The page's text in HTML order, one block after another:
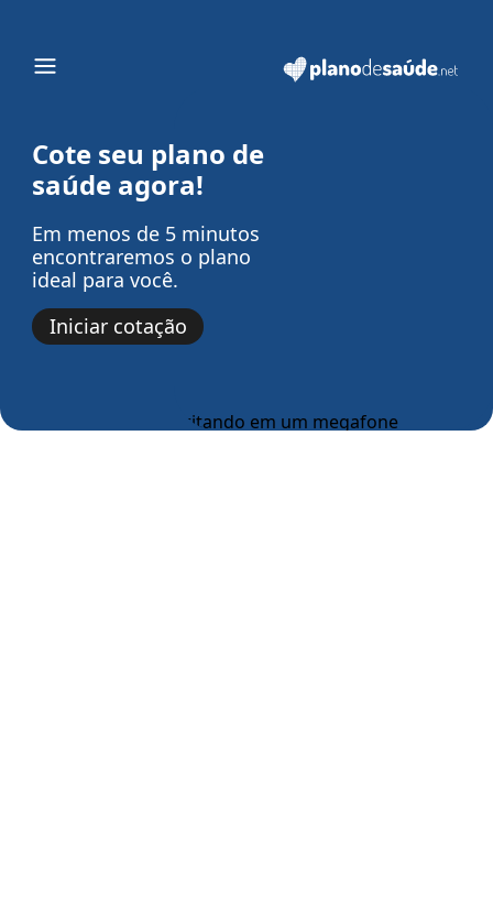
Cote seu plano de
saúde agora!
Em menos de 5 minutos
encontraremos o plano
ideal para você.
Iniciar cotação